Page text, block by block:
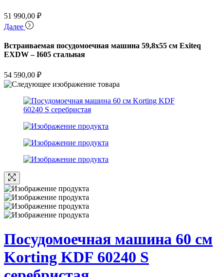
51 990,00 ₽
Далее
Встраиваемая посудомоечная машина 59,8х55 см Exiteq
EXDW – I605 стальная
54 590,00 ₽
Посудомоечная машина 60 см
Korting KDF 60240 S